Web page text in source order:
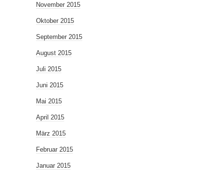
November 2015
Oktober 2015
September 2015
August 2015
Juli 2015
Juni 2015
Mai 2015
April 2015
März 2015
Februar 2015
Januar 2015